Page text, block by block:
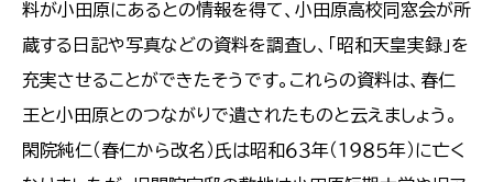
料が小田原にあるとの情報を得て、小田原高校同窓会が所
蔵する日記や写真などの資料を調査し、「昭和天皇実録」を
充実させることができたそうです。これらの資料は、春仁
王と小田原とのつながりで遺されたものと云えましょう。
閑院純仁（春仁から改名）氏は昭和６３年（１９８５年）に亡く